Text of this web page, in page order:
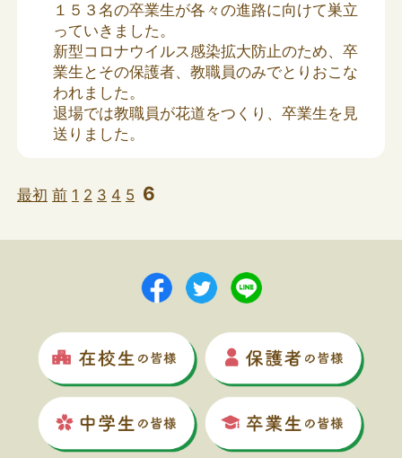
１５３名の卒業生が各々の進路に向けて巣立
っていきました。
新型コロナウイルス感染拡大防止のため、卒
業生とその保護者、教職員のみでとりおこな
われました。
退場では教職員が花道をつくり、卒業生を見
送りました。
最初 前 1 2 3 4 5 6